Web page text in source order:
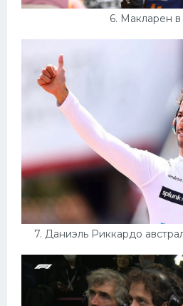
6. Макларен
7. Даниэль Риккардо